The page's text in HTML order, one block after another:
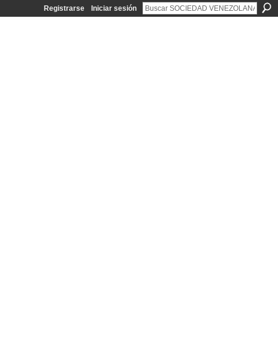
Registrarse Iniciar sesión